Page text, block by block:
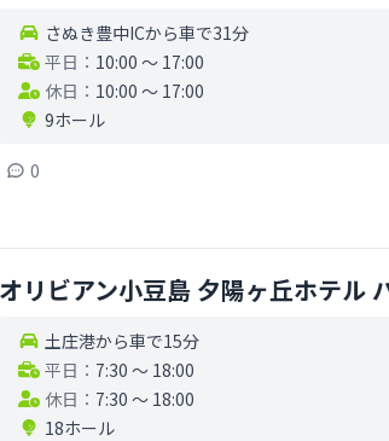
さぬき豊中ICから車で31分
平日： 10:00 〜 17:00
休日： 10:00 〜 17:00
9ホール
0
オリビアン小豆島 夕陽ヶ丘ホテル
土庄港から車で15分
平日： 7:30 〜 18:00
休日： 7:30 〜 18:00
18ホール